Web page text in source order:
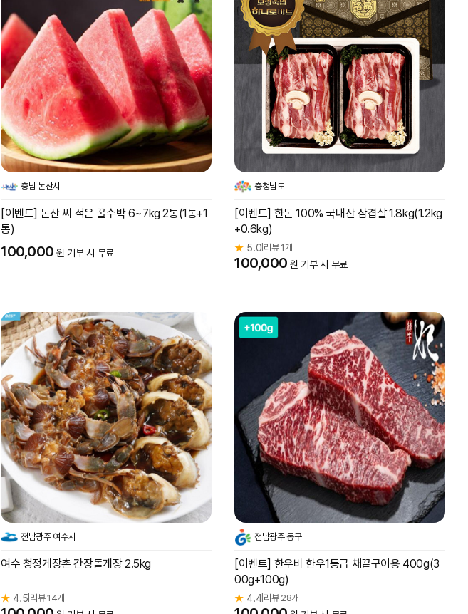
충남 논산시
[이벤트] 논산 씨 적은 꿀수박 6~7kg 2통(1통+1
통)
100,000 원 기부 시 무료
충청남도
[이벤트] 한돈 100% 국내산 삼겹살 1.8kg(1.2kg
+0.6kg)
★ 5.0 리뷰 1개
100,000 원 기부 시 무료
전남광주 여수시
여수 청정게장촌 간장돌게장 2.5kg
★ 4.5 리뷰 14개
전남광주 동구
[이벤트] 한우비 한우1등급 채끝구이용 400g(3
00g+100g)
★ 4.4 리뷰 28개